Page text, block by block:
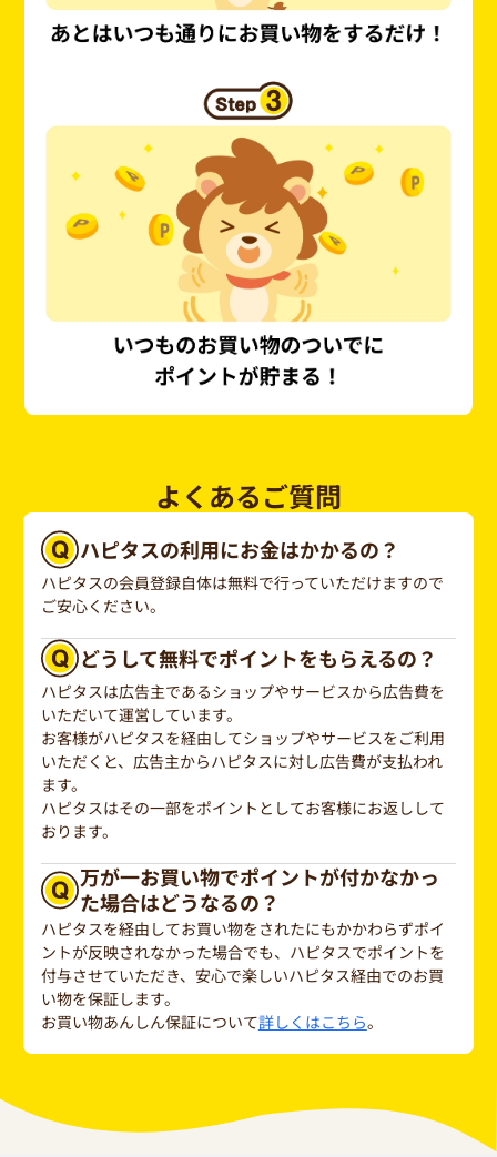
よくあるご質問
ハピタスの利用にお金はかかるの？
ハピタスの会員登録自体は無料で行っていただけますので
ご安心ください。
どうして無料でポイントをもらえるの？
ハピタスは広告主であるショップやサービスから広告費を
いただいて運営しています。
お客様がハピタスを経由してショップやサービスをご利用
いただくと、広告主からハピタスに対し広告費が支払われ
ます。
ハピタスはその一部をポイントとしてお客様にお返しして
おります。
万が一お買い物でポイントが付かなかっ
た場合はどうなるの？
ハピタスを経由してお買い物をされたにもかかわらずポイ
ントが反映されなかった場合でも、ハピタスでポイントを
付与させていただき、安心で楽しいハピタス経由でのお買
い物を保証します。
お買い物あんしん保証について詳しくはこちら。